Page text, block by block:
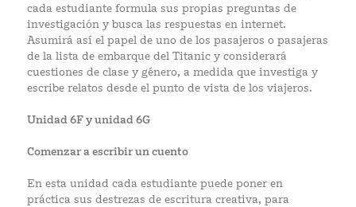
cada estudiante formula sus propias preguntas de
investigación y busca las respuestas en internet.
Asumirá así el papel de uno de los pasajeros o pasajeras
de la lista de embarque del Titanic y considerará
cuestiones de clase y género, a medida que investiga y
escribe relatos desde el punto de vista de los viajeros.
Unidad 6F y unidad 6G
Comenzar a escribir un cuento
En esta unidad cada estudiante puede poner en
práctica sus destrezas de escritura creativa, para